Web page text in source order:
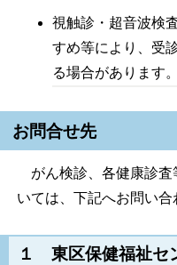
視触診・超音波検
すめ等により、受
る場合があります。
お問合せ先
がん検診、各健康診査
いては、下記へお問い合
１ 東区保健福祉